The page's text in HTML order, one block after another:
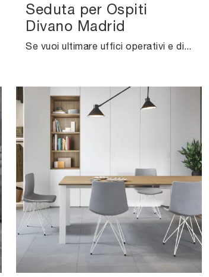
Seduta per Ospiti
Divano Madrid
Se vuoi ultimare uffici operativi e direzionali, ecco qui il modello Seduta per Ospiti Divano Madrid di Cinquanta3 tra differenti soluzioni di sedie ...